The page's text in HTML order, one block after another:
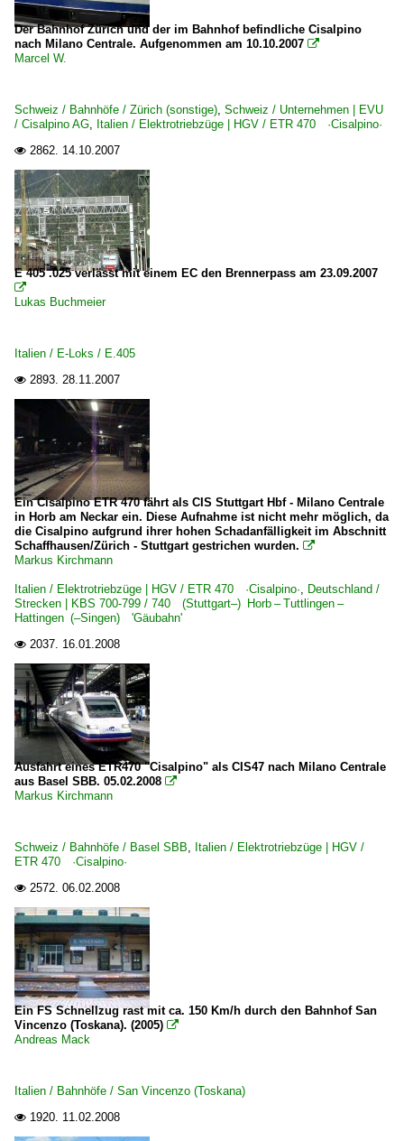
Der Bahnhof Zürich und der im Bahnhof befindliche Cisalpino
nach Milano Centrale. Aufgenommen am 10.10.2007 
Marcel W.
Schweiz / Bahnhöfe / Zürich (sonstige), Schweiz / Unternehmen | EVU
/ Cisalpino AG, Italien / Elektrotriebzüge | HGV / ETR 470 ·Cisalpino·
 2862. 14.10.2007
E 405 .025 verlässt mit einem EC den Brennerpass am 23.09.2007

Lukas Buchmeier
Italien / E-Loks / E.405
 2893. 28.11.2007
Ein Cisalpino ETR 470 fährt als CIS Stuttgart Hbf - Milano Centrale
in Horb am Neckar ein. Diese Aufnahme ist nicht mehr möglich, da
die Cisalpino aufgrund ihrer hohen Schadanfälligkeit im Abschnitt
Schaffhausen/Zürich - Stuttgart gestrichen wurden. 
Markus Kirchmann
Italien / Elektrotriebzüge | HGV / ETR 470 ·Cisalpino·, Deutschland /
Strecken | KBS 700-799 / 740 (Stuttgart–) Horb – Tuttlingen –
Hattingen (–Singen) 'Gäubahn'
 2037. 16.01.2008
Ausfahrt eines ETR470 "Cisalpino" als CIS47 nach Milano Centrale
aus Basel SBB. 05.02.2008 
Markus Kirchmann
Schweiz / Bahnhöfe / Basel SBB, Italien / Elektrotriebzüge | HGV /
ETR 470 ·Cisalpino·
 2572. 06.02.2008
Ein FS Schnellzug rast mit ca. 150 Km/h durch den Bahnhof San
Vincenzo (Toskana). (2005) 
Andreas Mack
Italien / Bahnhöfe / San Vincenzo (Toskana)
 1920. 11.02.2008